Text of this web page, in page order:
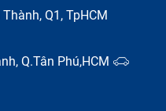
Q1, TpHCM
Q.Tân Phú,HCM